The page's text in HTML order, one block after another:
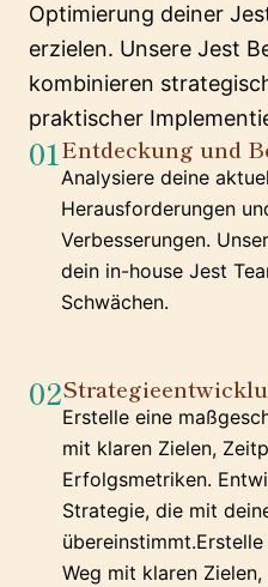
Optimierung deiner
erzielen. Unsere Jest
kombinieren
praktischer
01Entdeckung und
Analysiere deine
Herausforderungen
Verbesserungen.
dein in-house Jest
Schwächen.
02
Erstelle eine
mit klaren Zielen,
Erfolgsmetriken.
Strategie, die mit
Weg mit klaren